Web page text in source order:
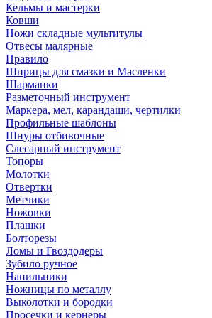
Кельмы и мастерки
Ковши
Ножи складные мультитулы
Отвесы малярные
Правило
Шприцы для смазки и Масленки
Шарманки
Разметочный инструмент
Маркера, мел, карандаши, чертилки
Профильные шаблоны
Шнуры отбивочные
Слесарный инструмент
Топоры
Молотки
Отвертки
Метчики
Ножовки
Плашки
Болторезы
Ломы и Гвоздодеры
Зубило ручное
Напильники
Ножницы по металлу
Выколотки и бородки
Просечки и кернеры